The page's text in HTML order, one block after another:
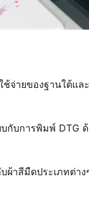
จ่ายของฐานใต้แ
กับการพิมพ์ DTG
ผ้าสีมืดประเภทต่